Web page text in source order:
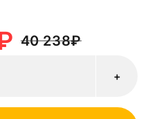
40 238₽
+